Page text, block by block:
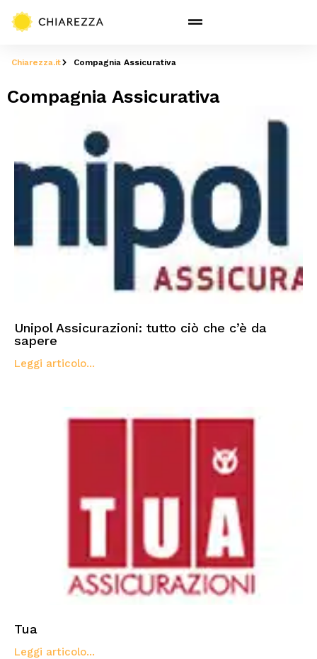
Chiarezza.it Compagnia Assicurativa
Compagnia Assicurativa
Unipol Assicurazioni: tutto ciò che c’è da
sapere
Leggi articolo...
Tua
Leggi articolo...